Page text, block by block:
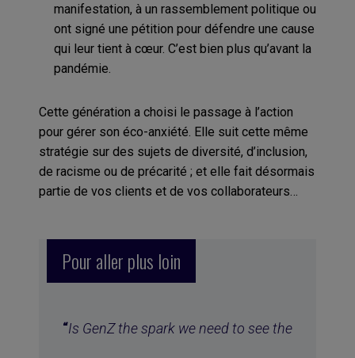
manifestation, à un rassemblement politique ou
ont signé une pétition pour défendre une cause
qui leur tient à cœur. C’est bien plus qu’avant la
pandémie.
Cette génération a choisi le passage à l’action
pour gérer son éco-anxiété. Elle suit cette même
stratégie sur des sujets de diversité, d’inclusion,
de racisme ou de précarité ; et elle fait désormais
partie de vos clients et de vos collaborateurs…
Pour aller plus loin
“Is GenZ the spark we need to see the